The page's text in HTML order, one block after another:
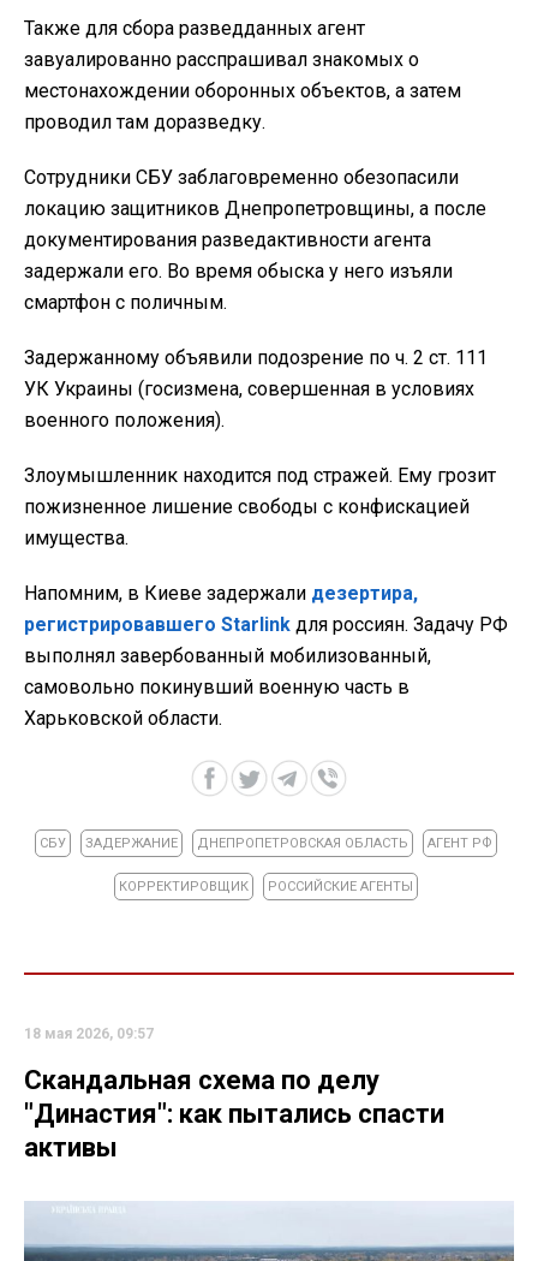
Также для сбора разведданных агент
завуалированно расспрашивал знакомых о
местонахождении оборонных объектов, а затем
проводил там доразведку.
Сотрудники СБУ заблаговременно обезопасили
локацию защитников Днепропетровщины, а после
документирования разведактивности агента
задержали его. Во время обыска у него изъяли
смартфон с поличным.
Задержанному объявили подозрение по ч. 2 ст. 111
УК Украины (госизмена, совершенная в условиях
военного положения).
Злоумышленник находится под стражей. Ему грозит
пожизненное лишение свободы с конфискацией
имущества.
Напомним, в Киеве задержали дезертира,
регистрировавшего Starlink для россиян. Задачу РФ
выполнял завербованный мобилизованный,
самовольно покинувший военную часть в
Харьковской области.
СБУ ЗАДЕРЖАНИЕ ДНЕПРОПЕТРОВСКАЯ ОБЛАСТЬ АГЕНТ РФ
КОРРЕКТИРОВЩИК РОССИЙСКИЕ АГЕНТЫ
18 мая 2026, 09:57
Скандальная схема по делу
"Династия": как пытались спасти
активы